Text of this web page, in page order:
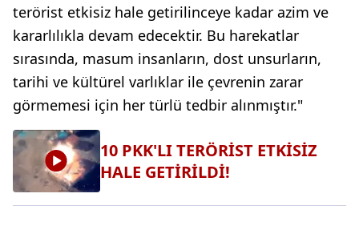
terörist etkisiz hale getirilinceye kadar azim ve
kararlılıkla devam edecektir. Bu harekatlar
sırasında, masum insanların, dost unsurların,
tarihi ve kültürel varlıklar ile çevrenin zarar
görmemesi için her türlü tedbir alınmıştır."
10 PKK'LI TERÖRİST ETKİSİZ
HALE GETİRİLDİ!